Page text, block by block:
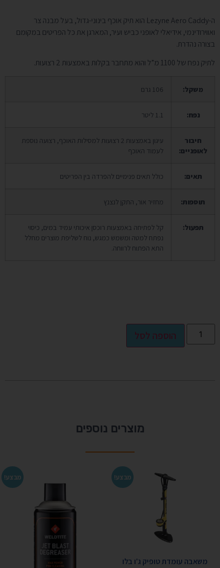
ה-Lezyne Aero Caddy הוא תיק אוכף בינוני-גדול, בעל מבנה צר
ואווירודינמי, אידיאלי לאופני כביש ועיר, המארגן את כל הפריטים במקומם
בצורה נהדרת.
לתיק נפח של 1100 מ”ל והוא מתחבר בקלות באמצעות 2 רצועות.
משקל: 106 גרם
נפח: 1.1 ליטר
חיבור
לאופניים:
עיגון באמצעות 2 רצועות למסילות האוכף, רצועה נוספת
לעמוד האוכף
תאים: כולל תאים פנימיים להפרדה בין הפריטים
תוספות: מחזיר אור, התקן לנצנץ
תפעול:
קל לפתיחה באמצעות רוכסן איכותי עמיד במים, כיסוי
נפתח למטה ומשמש כמגש, נוח לשליפת מוצרים מחלל
התא הפתוח לרווחה.
הוספה לסל
מוצרים נוספים
מבצע!
משאבה עומדת טופיק ג'ו בלו
מבצע!